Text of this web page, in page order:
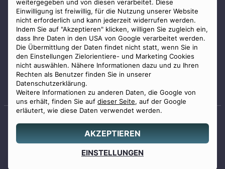
weitergegeben und von diesen verarbeitet. Diese
Einwilligung ist freiwillig, für die Nutzung unserer Website
nicht erforderlich und kann jederzeit widerrufen werden.
Indem Sie auf "Akzeptieren" klicken, willigen Sie zugleich ein,
dass Ihre Daten in den USA von Google verarbeitet werden.
Die Übermittlung der Daten findet nicht statt, wenn Sie in
den Einstellungen Zielorientiere- und Marketing Cookies
nicht auswählen. Nähere Informationen dazu und zu Ihren
Rechten als Benutzer finden Sie in unserer
Datenschutzerklärung.
Weitere Informationen zu anderen Daten, die Google von
uns erhält, finden Sie auf dieser Seite, auf der Google
erläutert, wie diese Daten verwendet werden.
AKZEPTIEREN
EINSTELLUNGEN
0800 88 44 04
erstellen
Zahlungsmöglichkeiten
Staatlich geprüfter
© 2026 Benu GmbH. Alle Rechte vorbehalten.